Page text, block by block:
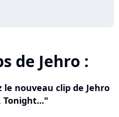
de Jehro :
le nouveau clip de Jehro
Tonight..."